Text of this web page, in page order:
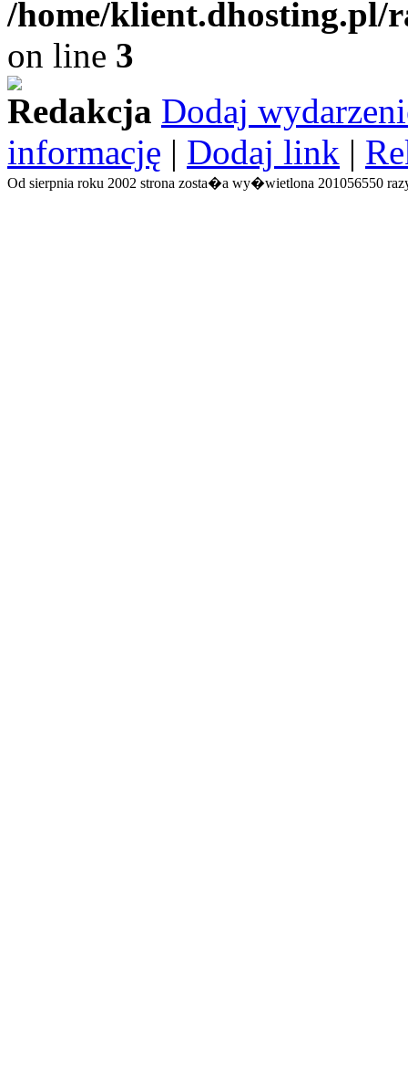
/home/
on line 3
Redakcja Dodaj
informację | Dodaj link |
Od sierpnia roku 2002 strona zosta�a wy�wietlona 201056550